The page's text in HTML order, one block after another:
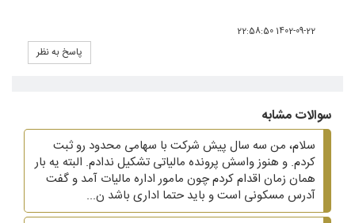
1402-09-22 22:58:50
پاسخ به نظر
سوالات مشابه
سلام، من سه سال پیش شرکت با سهامی محدود رو ثبت
کردم. و هنوز واسش پرونده مالیاتی تشکیل ندادم. البته یه بار
همان زمان اقدام کردم چون مامور اداره مالیات آمد و گفت
آدرس مسکونی است و باید حتما اداری باشد ن...